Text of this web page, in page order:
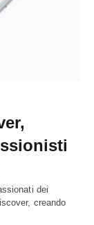
dei
creando